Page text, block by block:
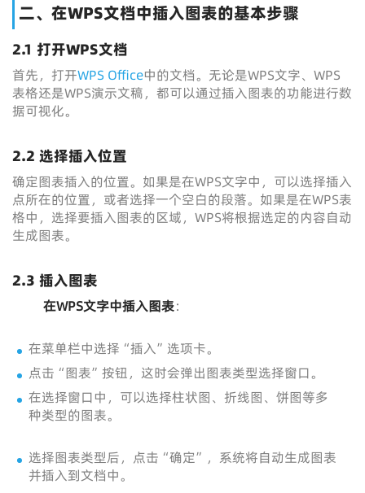
二、在WPS文档中插入图表的基本步骤
2.1 打开WPS文档
首先，打开WPS Office中的文档。无论是WPS文字、WPS
表格还是WPS演示文稿，都可以通过插入图表的功能进行数
据可视化。
2.2 选择插入位置
确定图表插入的位置。如果是在WPS文字中，可以选择插入
点所在的位置，或者选择一个空白的段落。如果是在WPS表
格中，选择要插入图表的区域，WPS将根据选定的内容自动
生成图表。
2.3 插入图表
在WPS文字中插入图表：
在菜单栏中选择“插入”选项卡。
点击“图表”按钮，这时会弹出图表类型选择窗口。
在选择窗口中，可以选择柱状图、折线图、饼图等多
种类型的图表。
选择图表类型后，点击“确定”，系统将自动生成图表
并插入到文档中。